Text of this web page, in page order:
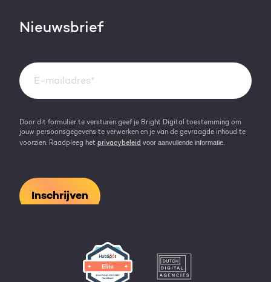
Team
Events & webinars
Kennisbank
Nieuwsbrief
Door dit formulier te versturen geef je Bright Digital toestemming om
jouw persoonsgegevens te verwerken en je van de gevraagde inhoud te
voorzien. Raadpleeg het privacybeleid voor aanvullende informatie.